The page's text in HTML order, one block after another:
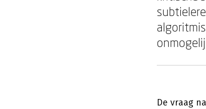
De vraag